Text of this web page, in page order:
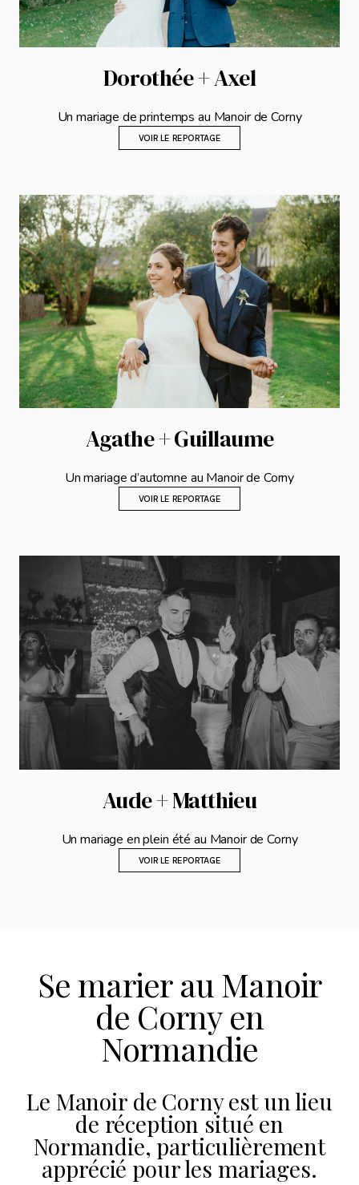
Dorothée + Axel
Un mariage de printemps au Manoir de Corny
VOIR LE REPORTAGE
Agathe + Guillaume
Un mariage d’automne au Manoir de Corny
VOIR LE REPORTAGE
Aude + Matthieu
Un mariage en plein été au Manoir de Corny
VOIR LE REPORTAGE
Se marier au Manoir
de Corny en
Normandie
Le Manoir de Corny est un lieu
de réception situé en
Normandie, particulièrement
apprécié pour les mariages.